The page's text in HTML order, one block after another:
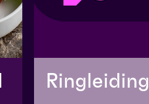
Ringleiding